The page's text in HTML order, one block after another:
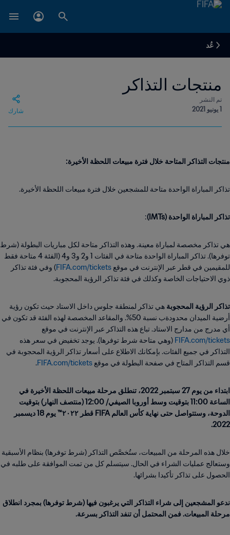
عُد
منتجات التذاكر
تم النشر
1 يونيو 2021
شارك
منتجات التذاكر المتاحة خلال فترة مبيعات اللحظة الأخيرة:
تذاكر المباراة الواحدة متاحة للمشجعين خلال فترة مبيعات اللحظة الأخيرة.
تذاكر المباراة الواحدة (IMTs) :
هي تذاكر مخصصة لمباراة معينة. وهذه التذاكر متاحة لكل مباريات البطولة (شرط
توفرها). تذاكر المباراة الواحدة متاحة في الفئات 1 و2 و3 و4 (الفئة 4 متاحة فقط
للمقيمين في قطر عبر الإنترنت في موقع FIFA.com/tickets) وفي فئة تذاكر
ذوي الاحتياجات الخاصة وكذلك في فئة تذاكر الرؤية المحجوبة.
تذاكر الرؤية المحجوبة هي تذاكر لمنطقة جلوس داخل الاستاد حيث تكون رؤية
أرضية الميدان محدودةب نسبة 50%. والمقاعد المخصصة لهذه الفئة قد تكون في
أي مدرج من مدارج الاستاد. تباع هذه التذاكر عبر الإنترنت في موقع
FIFA.com/tickets (وهي متاحة شرط توفرها). يوجد تخفيض في سعر هذه
التذاكر في جميع الفئات. بإمكانك الاطلاع على أسعار تذاكر الرؤية المحجوبة في
قسم التذاكر المتاح في صفحة البطولة في موقع FIFA.com/tickets
.
ابتداء من يوم 27 سبتمبر 2022، تنطلق مرحلة مبيعات اللحظة الأخيرة في
الساعة 11:00 بتوقيت وسط أوروبا الصيفي/ 12:00 (منتصف النهار) بتوقيت
الدوحة، وستتواصل حتى نهاية كأس العالم FIFA قطر ٢٠٢٢™ يوم 18 ديسمبر
2022.
خلال هذه المرحلة من المبيعات، ستُخصَّص التذاكر (شرط توفرها) بنظام الأسبقية
وستعالج عمليات الشراء في الحال. سيتسلم كل من تمت الموافقة على طلبه في
الحصول على تذاكر تأكيدا بشرائها.
ندعو المشجعين إلى شراء التذاكر التي يرغبون فيها (شرط توفرها) بمجرد انطلاق
مرحلة المبيعات. فمن المحتمل أن تنفد التذاكر بسرعة.